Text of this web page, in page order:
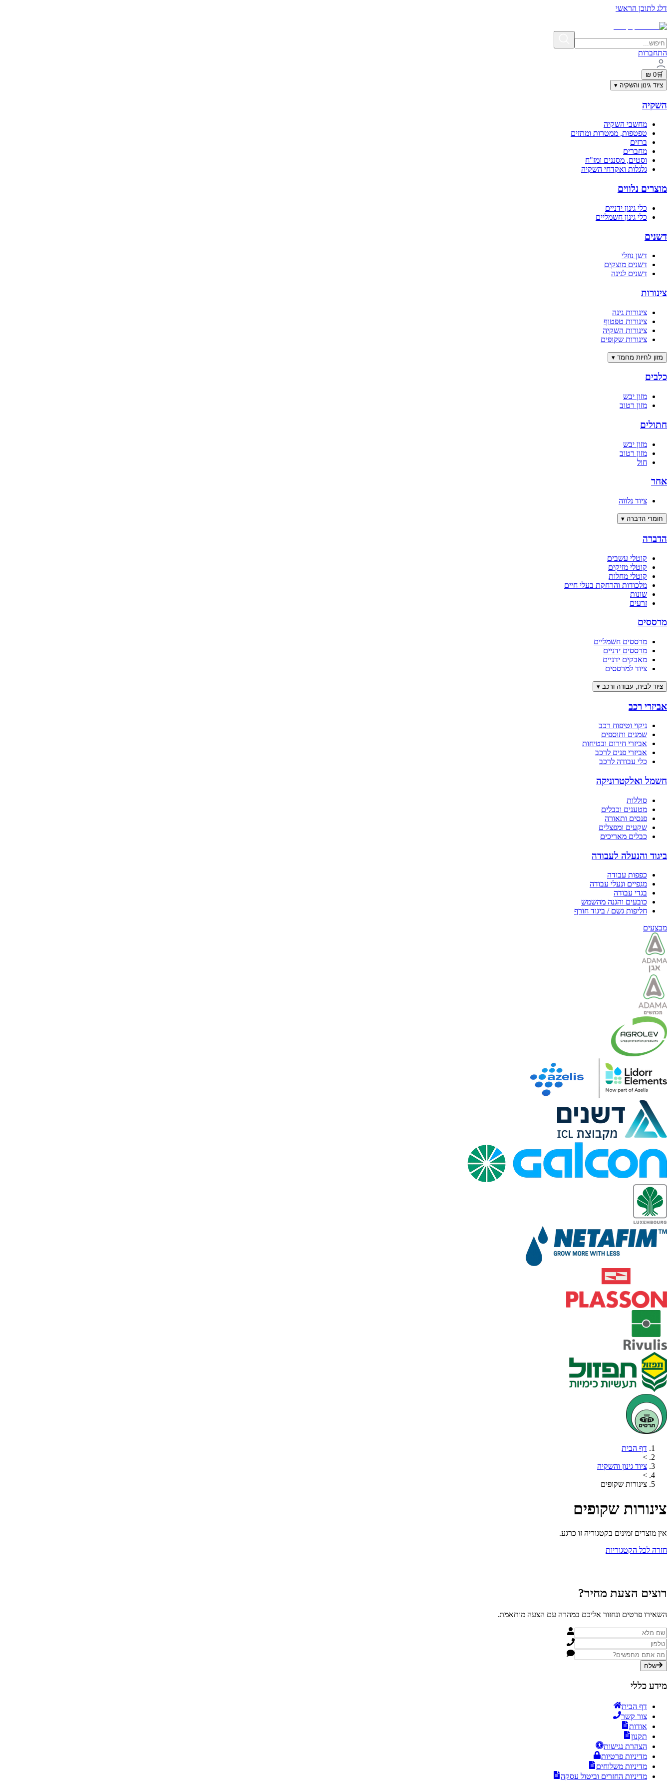
דלג לתוכן הראשי
התחברות
🛒
0 ₪
ציוד גינון והשקיה ▾
השקיה
מחשבי השקיה
טפטפות, ממטרות ומתזים
ברזים
מחברים
וסטים, מסננים ומז"ח
גלגלות ואקדחי השקיה
מוצרים נלווים
כלי גינון ידניים
כלי גינון חשמליים
דשנים
דשן נוזלי
דשנים מוצקים
דשנים לגינה
צינורות
צינורות גינה
צינורות טפטוף
צינורות השקיה
צינורות שקופים
מזון לחיות מחמד ▾
כלבים
מזון יבש
מזון רטוב
חתולים
מזון יבש
מזון רטוב
חול
אחר
ציוד נלווה
חומרי הדברה ▾
הדברה
קוטלי עשבים
קוטלי מזיקים
קוטלי מחלות
מלכודות והרחקת בעלי חיים
שונות
זרעים
מרססים
מרססים חשמליים
מרססים ידניים
מאבקים ידניים
ציוד למרססים
ציוד לבית, עבודה ורכב ▾
אביזרי רכב
ניקוי וטיפוח רכב
שמנים ותוספים
אביזרי חירום ובטיחות
אביזרי פנים לרכב
כלי עבודה לרכב
חשמל ואלקטרוניקה
סוללות
מטענים וכבלים
פנסים ותאורה
שקעים ומפצלים
כבלים מאריכים
ביגוד והנעלה לעבודה
כפפות עבודה
מגפיים ונעלי עבודה
בגדי עבודה
כובעים והגנה מהשמש
חליפות גשם / ביגוד חורף
מבצעים
דף הבית
>
ציוד גינון והשקיה
>
צינורות שקופים
צינורות שקופים
אין מוצרים זמינים בקטגוריה זו כרגע.
חזרה לכל הקטגוריות
רוצים הצעת מחיר?
השאירו פרטים ונחזור אליכם במהרה עם הצעה מותאמת.
שלח
מידע כללי
דף הבית
צור קשר
אודות
תקנון
הצהרת נגישות
מדיניות פרטיות
מדיניות משלוחים
מדיניות החזרים וביטול עסקה